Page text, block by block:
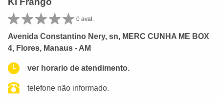
0 aval.
Avenida Constantino Nery, sn, MERC CUNHA ME BOX
4, Flores, Manaus - AM
ver horario de atendimento.
telefone não informado.